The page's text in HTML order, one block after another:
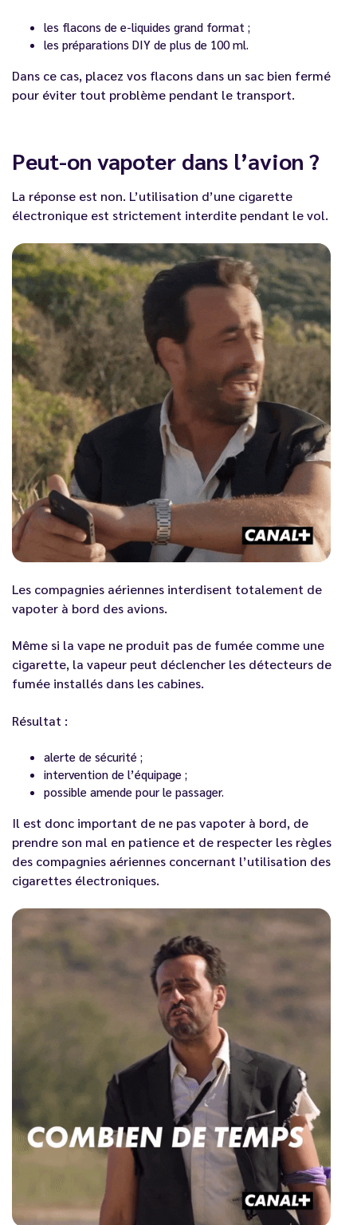
les flacons de e-liquides grand format ;
les préparations DIY de plus de 100 ml.
Dans ce cas, placez vos flacons dans un sac bien fermé
pour éviter tout problème pendant le transport.
Peut-on vapoter dans l’avion ?
La réponse est non. L’utilisation d’une cigarette
électronique est strictement interdite pendant le vol.
Les compagnies aériennes interdisent totalement de
vapoter à bord des avions.
Même si la vape ne produit pas de fumée comme une
cigarette, la vapeur peut déclencher les détecteurs de
fumée installés dans les cabines.
Résultat :
alerte de sécurité ;
intervention de l’équipage ;
possible amende pour le passager.
Il est donc important de ne pas vapoter à bord, de
prendre son mal en patience et de respecter les règles
des compagnies aériennes concernant l’utilisation des
cigarettes électroniques.